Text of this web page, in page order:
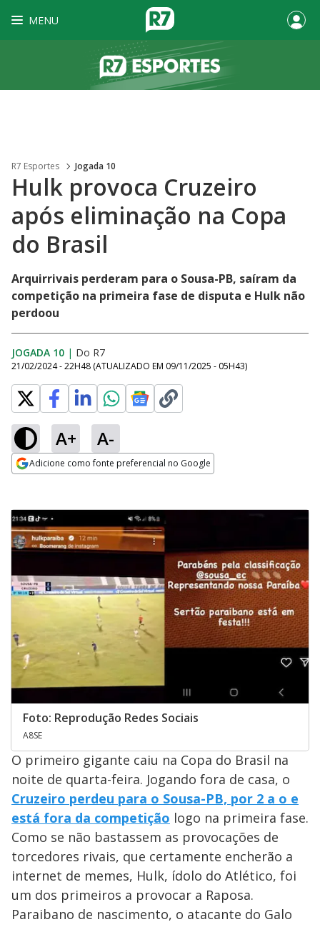
MENU
R7 Esportes Jogada 10
Hulk provoca Cruzeiro
após eliminação na Copa
do Brasil
Arquirrivais perderam para o Sousa-PB, saíram da
competição na primeira fase de disputa e Hulk não
perdoou
JOGADA 10 | Do R7
21/02/2024 - 22H48 (ATUALIZADO EM 09/11/2025 - 05H43)
A+ A-
Adicione como fonte preferencial no Google
Foto: Reprodução Redes Sociais
A8SE
O primeiro gigante caiu na Copa do Brasil na
noite de quarta-feira. Jogando fora de casa, o
Cruzeiro perdeu para o Sousa-PB, por 2 a o e
está fora da competição logo na primeira fase.
Como se não bastassem as provocações de
torcedores rivais, que certamente encherão a
internet de memes, Hulk, ídolo do Atlético, foi
um dos primeiros a provocar a Raposa.
Paraibano de nascimento, o atacante do Galo